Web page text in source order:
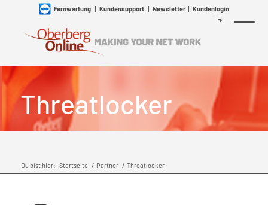
Fernwartung| Kundensupport| Newsletter| Kundenlogin
Threatlocker
Du bist hier: Startseite / Partner / Threatlocker